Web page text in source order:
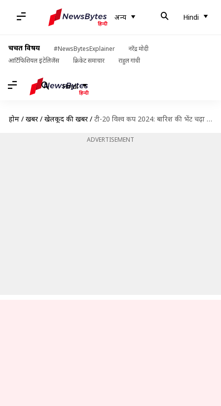
अन्य Hindi
चर्चित विषय #NewsBytesExplainer
नरेंद्र मोदी
आर्टिफिशियल इंटेलिजेंस
क्रिकेट समाचार राहुल गांधी
Hindi
होम / खबरें / खेलकूद की खबरें / टी-20 विश्व कप 2024: बारिश की भेंट चढ़ा इंग्लैंड और स्कॉटलैंड के बीच होने वाला मुकाबला
ADVERTISEMENT